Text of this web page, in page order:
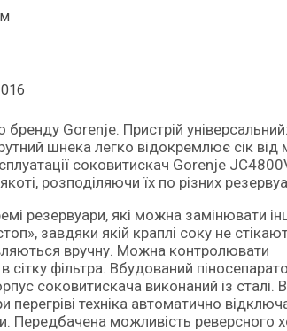
шнека легко відокремлює сік від
соковитискач Gorenje
розподіляючи їх по різних
резервуари, які можна замінювати
завдяки якій краплі соку не
вручну. Можна контролювати
фільтра. Вбудований
соковитискача виконаний із сталі.
техніка автоматично
Передбачена можливість реверсного